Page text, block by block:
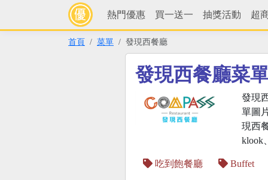
熱門優惠 買一送一 抽獎活動 超
首頁 菜單 發現西餐廳
發現西餐廳菜
發現
單圖
現西
klook
吃到飽餐廳 Buffet